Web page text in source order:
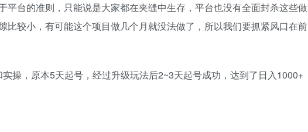
台的准则，只能说是大家都在夹缝中生存，平台也没有全面封杀这些做
较小，有可能这个项目做几个月就没法做了，所以我们要抓紧风口在前
操，原本5天起号，经过升级玩法后2~3天起号成功，达到了日入1000+